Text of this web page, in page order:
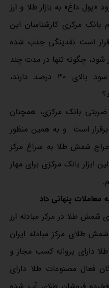
«پول داغ» به بازار طلا و ارز
مرکزی کارشناسان این
قرار است نقدینگی جذب شده
چگونه تنها در مدت چند
روز، چنین فعالیت هایی که سود بالای ۳۰ درصد دارند،
بانک مرکزی، همچنان
برقرار است و به همین منظور
شمش طلا به سراغ مرکز
ابزار بانک مرکزی برای مهار
پنهانی داد
طلا در مرکز مبادله ارز
طلای مرکز مبادله ایران
دارای پروانه کسب مجاز و
فعال مصنوعات طلا دارای